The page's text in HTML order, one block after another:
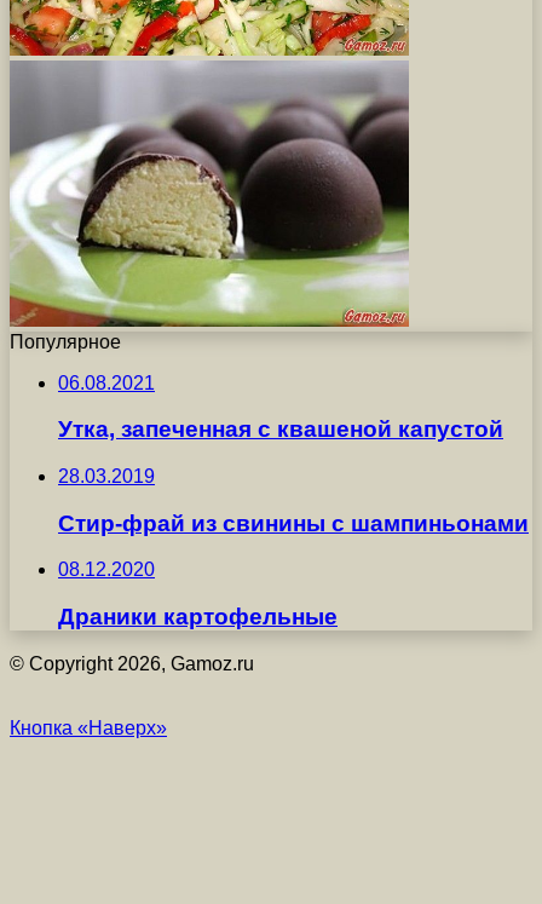
Популярное
06.08.2021
Утка, запеченная с квашеной капустой
28.03.2019
Стир-фрай из свинины с шампиньонами
08.12.2020
Драники картофельные
© Copyright 2026, Gamoz.ru
Кнопка «Наверх»